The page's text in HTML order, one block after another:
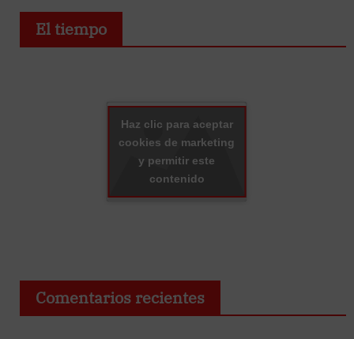
El tiempo
Haz clic para aceptar
cookies de marketing
y permitir este
contenido
Comentarios recientes